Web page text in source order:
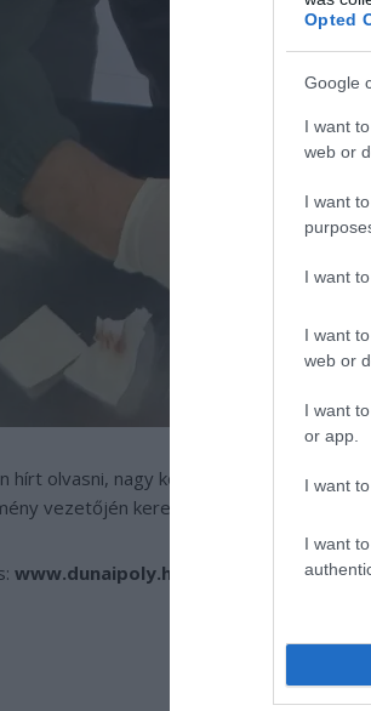
Opted
Google
I want
web or
I want
I want
I want
web or
I want
or app.
I want
I want
hírt olvasni, nagy köszönet jár
vezetőjén keresztül az Állatkert
www.dunaipoly.hu